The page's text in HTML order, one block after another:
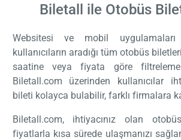
Biletall ile Otobüs
Websitesi ve mobil
kullanıcıların aradığı tüm otobüs
saatine veya fiyata göre filtreleme
Biletall.com üzerinden kullanıcılar
bileti kolayca bulabilir, farklı firmalara
Biletall.com, ihtiyacınız olan
fiyatlarla kısa sürede ulaşmanızı